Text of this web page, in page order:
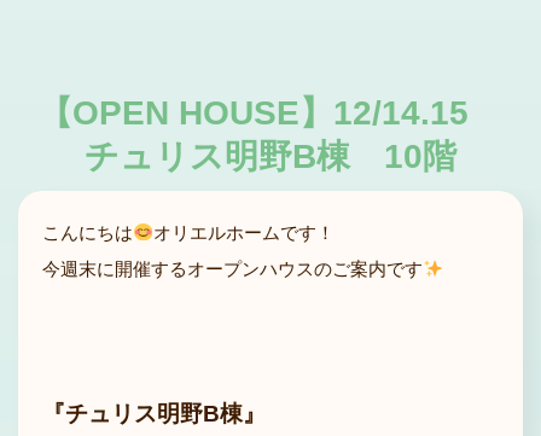
【OPEN HOUSE】12/14.15
チュリス明野B棟 10階
こんにちは
オリエルホームです！
今週末に開催するオープンハウスのご案内です
『チュリス明野B棟』